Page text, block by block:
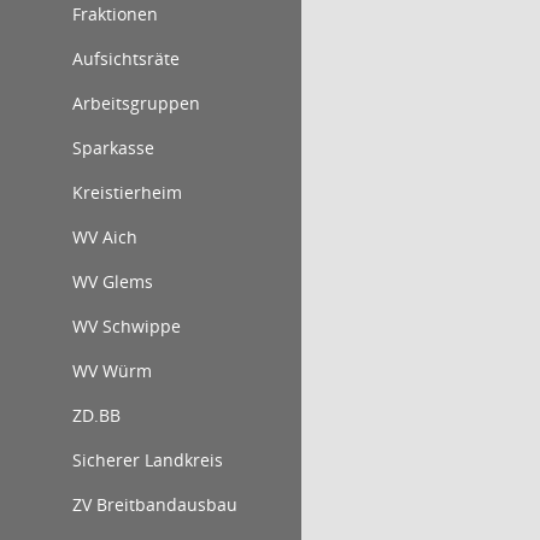
Fraktionen
Aufsichtsräte
Arbeitsgruppen
Sparkasse
Kreistierheim
WV Aich
WV Glems
WV Schwippe
WV Würm
ZD.BB
Sicherer Landkreis
ZV Breitbandausbau